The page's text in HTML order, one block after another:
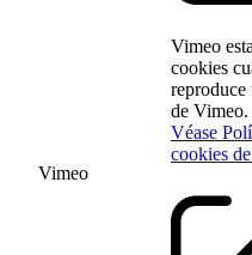
Vimeo
Vimeo
cookies
de Vimeo.
Véase
cookies